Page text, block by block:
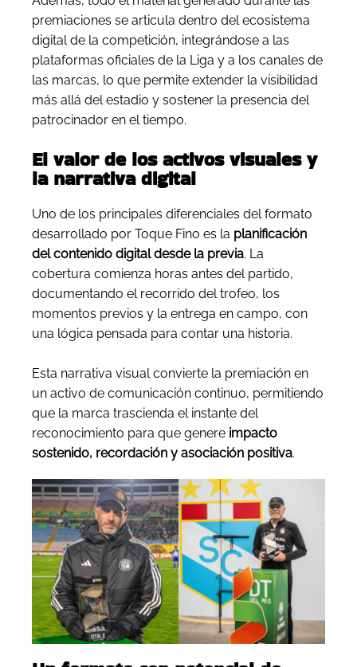
premiaciones se articula dentro del ecosistema
digital de la competición, integrándose a las
plataformas oficiales de la Liga y a los canales de
las marcas, lo que permite extender la visibilidad
más allá del estadio y sostener la presencia del
patrocinador en el tiempo.
El valor de los activos visuales y
la narrativa digital
Uno de los principales diferenciales del formato
desarrollado por Toque Fino es la planificación
del contenido digital desde la previa. La
cobertura comienza horas antes del partido,
documentando el recorrido del trofeo, los
momentos previos y la entrega en campo, con
una lógica pensada para contar una historia.
Esta narrativa visual convierte la premiación en
un activo de comunicación continuo, permitiendo
que la marca trascienda el instante del
reconocimiento para que genere impacto
sostenido, recordación y asociación positiva.